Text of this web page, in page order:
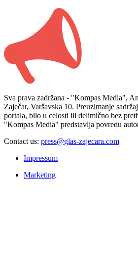
Sva prava zadržana - "Kompas Media",
Zaječar, Varšavska 10. Preuzimanje
portala, bilo u celosti ili delimično bez
"Kompas Media" predstavlja povredu
Contact us: press@glas-zajecara.com
Impressum
Marketing